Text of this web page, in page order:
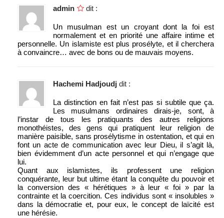
admin dit :
Un musulman est un croyant dont la foi est
normalement et en priorité une affaire intime et
personnelle. Un islamiste est plus prosélyte, et il cherchera
à convaincre… avec de bons ou de mauvais moyens.
Hachemi Hadjoudj dit :
La distinction en fait n’est pas si subtile que ça.
Les musulmans ordinaires dirais-je, sont, à
l’instar de tous les pratiquants des autres religions
monothéistes, des gens qui pratiquent leur religion de
manière paisible, sans prosélytisme in ostentation, et qui en
font un acte de communication avec leur Dieu, il s’agit là,
bien évidemment d’un acte personnel et qui n’engage que
lui.
Quant aux islamistes, ils professent une religion
conquérante, leur but ultime étant la conquête du pouvoir et
la conversion des « hérétiques » à leur « foi » par la
contrainte et la coercition. Ces individus sont « insolubles »
dans la démocratie et, pour eux, le concept de laïcité est
une hérésie.